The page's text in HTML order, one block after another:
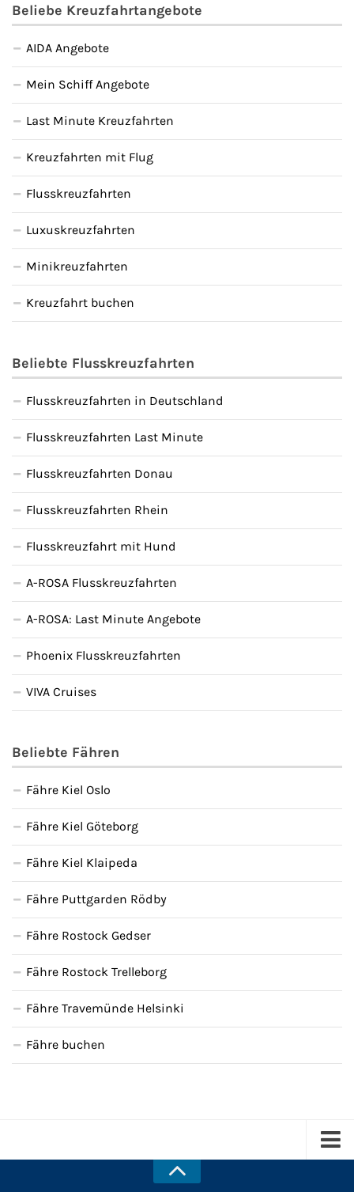
Beliebe Kreuzfahrtangebote
AIDA Angebote
Mein Schiff Angebote
Last Minute Kreuzfahrten
Kreuzfahrten mit Flug
Flusskreuzfahrten
Luxuskreuzfahrten
Minikreuzfahrten
Kreuzfahrt buchen
Beliebte Flusskreuzfahrten
Flusskreuzfahrten in Deutschland
Flusskreuzfahrten Last Minute
Flusskreuzfahrten Donau
Flusskreuzfahrten Rhein
Flusskreuzfahrt mit Hund
A-ROSA Flusskreuzfahrten
A-ROSA: Last Minute Angebote
Phoenix Flusskreuzfahrten
VIVA Cruises
Beliebte Fähren
Fähre Kiel Oslo
Fähre Kiel Göteborg
Fähre Kiel Klaipeda
Fähre Puttgarden Rödby
Fähre Rostock Gedser
Fähre Rostock Trelleborg
Fähre Travemünde Helsinki
Fähre buchen